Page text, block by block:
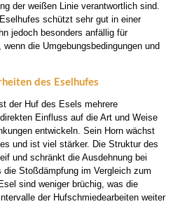
der weißen Linie verantwortlich sind.
schützt sehr gut in einer
jedoch besonders anfällig für
die Umgebungsbedingungen und
des Eselhufes
der Huf des Esels mehrere
Einfluss auf die Art und Weise
entwickeln. Sein Horn wächst
und ist viel stärker. Die Struktur des
und schränkt die Ausdehnung bei
Stoßdämpfung im Vergleich zum
sind weniger brüchig, was die
der Hufschmiedearbeiten weiter